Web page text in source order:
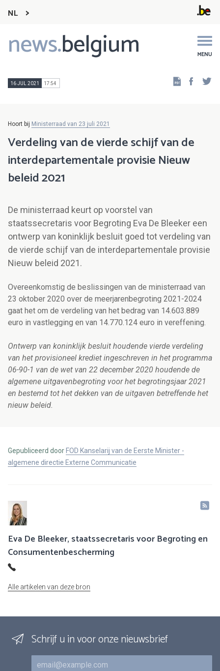
NL
news.belgium MENU
Main
navigation
16 JUL 2021 17:54
Hoort bij Ministerraad van 23 juli 2021
Verdeling van de vierde schijf van de
interdepartementale provisie Nieuw
beleid 2021
De ministerraad keurt op voorstel van
staatssecretaris voor Begroting Eva De Bleeker een
ontwerp van koninklijk besluit goed tot verdeling van
de vierde schijf van de interdepartementale provisie
Nieuw beleid 2021.
Overeenkomstig de beslissingen van de ministerraad van
23 oktober 2020 over de meerjarenbegroting 2021-2024
gaat het om de verdeling van het bedrag van 14.603.889
euro in vastlegging en van 14.770.124 euro in vereffening.
Ontwerp van koninklijk besluit houdende vierde verdeling
van het provisioneel krediet ingeschreven in het programma
06-90-1 van de wet van 22 december 2020 houdende de
algemene uitgavenbegroting voor het begrotingsjaar 2021
en bestemd tot het dekken van de uitgaven betreffende het
nieuw beleid.
Gepubliceerd door FOD Kanselarij van de Eerste Minister -
algemene directie Externe Communicatie
Eva De Bleeker, staatssecretaris voor Begroting en
Consumentenbescherming
Alle artikelen van deze bron
Schrijf u in voor onze nieuwsbrief
E-mail